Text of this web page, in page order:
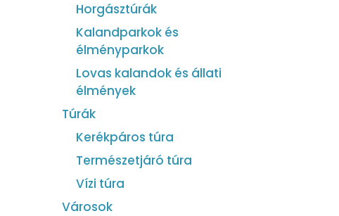
Horgásztúrák
Kalandparkok és
élményparkok
Lovas kalandok és állati
élmények
Túrák
Kerékpáros túra
Természetjáró túra
Vízi túra
Városok